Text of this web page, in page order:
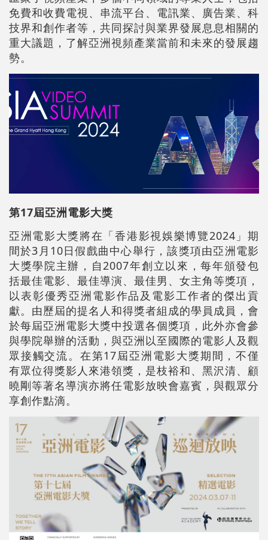
免費和收費電視、串流平台、電訊業、廣告業、科
技界和創作者等，共同探討與業界發展息息相關的
重大議題，了解亞洲視頻產業當前和未來的發展趨
勢。
第17屆亞洲電影大獎
亞洲電影大獎將在「香港影視娛樂博覽2024」期
間於3月10日假戲曲中心舉行，該獎項由亞洲電影
大獎學院主辦，自2007年創立以來，每年頒發包
括最佳電影、最佳導演、最佳男、女主角等獎項，
以表彰優秀亞洲電影作品及電影工作者的傑出貢
獻。由歷屆的提名人和得獎者組成的學員成員，會
於每屆亞洲電影大獎中投選各個獎項，此外亦會參
與學院舉辦的活動，與亞洲以至國際的電影人及觀
眾接觸交流。在第17屆亞洲電影大獎期間，不僅
有眾位得獎影人來港領獎，是枝裕和、黑沢清、顧
曉剛等著名導演亦將任電影放映會嘉賓，與觀眾分
享創作點滴。